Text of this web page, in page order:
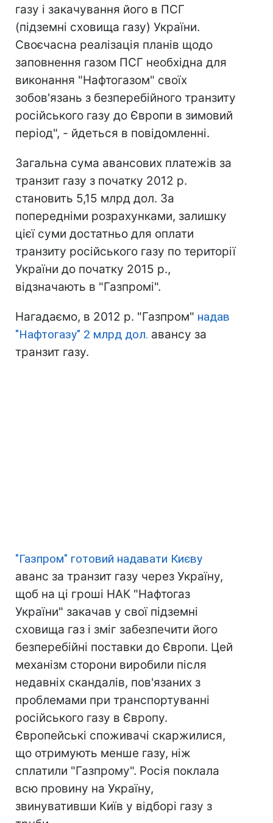
газу і закачування його в ПСГ
(підземні сховища газу) України.
Своєчасна реалізація планів щодо
заповнення газом ПСГ необхідна для
виконання "Нафтогазом" своїх
зобов'язань з безперебійного транзиту
російського газу до Європи в зимовий
період", - йдеться в повідомленні.
Загальна сума авансових платежів за
транзит газу з початку 2012 р.
становить 5,15 млрд дол. За
попередніми розрахунками, залишку
цієї суми достатньо для оплати
транзиту російського газу по території
України до початку 2015 р.,
відзначають в "Газпромі".
Нагадаємо, в 2012 р. "Газпром" надав
"Нафтогазу" 2 млрд дол. авансу за
транзит газу.
"Газпром" готовий надавати Києву
аванс за транзит газу через Україну,
щоб на ці гроші НАК "Нафтогаз
України" закачав у свої підземні
сховища газ і зміг забезпечити його
безперебійні поставки до Європи. Цей
механізм сторони виробили після
недавніх скандалів, пов'язаних з
проблемами при транспортуванні
російського газу в Європу.
Європейські споживачі скаржилися,
що отримують менше газу, ніж
сплатили "Газпрому". Росія поклала
всю провину на Україну,
звинувативши Київ у відборі газу з